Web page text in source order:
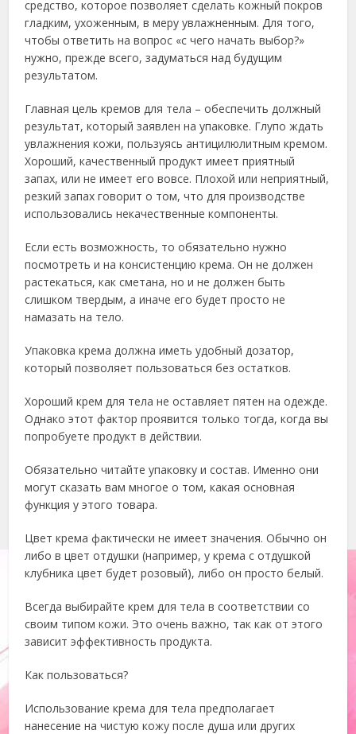
средство, которое позволяет сделать кожный покров
гладким, ухоженным, в меру увлажненным. Для того,
чтобы ответить на вопрос «с чего начать выбор?»
нужно, прежде всего, задуматься над будущим
результатом.
Главная цель кремов для тела – обеспечить должный
результат, который заявлен на упаковке. Глупо ждать
увлажнения кожи, пользуясь антицилюлитным кремом.
Хороший, качественный продукт имеет приятный
запах, или не имеет его вовсе. Плохой или неприятный,
резкий запах говорит о том, что для производстве
использовались некачественные компоненты.
Если есть возможность, то обязательно нужно
посмотреть и на консистенцию крема. Он не должен
растекаться, как сметана, но и не должен быть
слишком твердым, а иначе его будет просто не
намазать на тело.
Упаковка крема должна иметь удобный дозатор,
который позволяет пользоваться без остатков.
Хороший крем для тела не оставляет пятен на одежде.
Однако этот фактор проявится только тогда, когда вы
попробуете продукт в действии.
Обязательно читайте упаковку и состав. Именно они
могут сказать вам многое о том, какая основная
функция у этого товара.
Цвет крема фактически не имеет значения. Обычно он
либо в цвет отдушки (например, у крема с отдушкой
клубника цвет будет розовый), либо он просто белый.
Всегда выбирайте крем для тела в соответствии со
своим типом кожи. Это очень важно, так как от этого
зависит эффективность продукта.
Как пользоваться?
Использование крема для тела предполагает
нанесение на чистую кожу после душа или других